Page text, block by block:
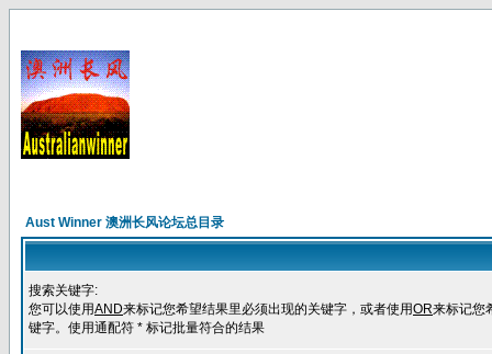
Aust Winner 澳洲长风论坛总目录
搜索关键字:
您可以使用AND来标记您希望结果里必须出现的关键字，或者使用OR来标记您
键字。使用通配符 * 标记批量符合的结果